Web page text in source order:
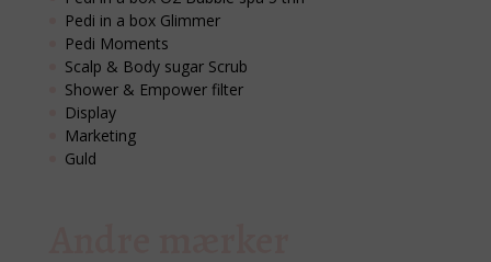
Pedi in a box Glimmer
Pedi Moments
Scalp & Body sugar Scrub
Shower & Empower filter
Display
Marketing
Guld